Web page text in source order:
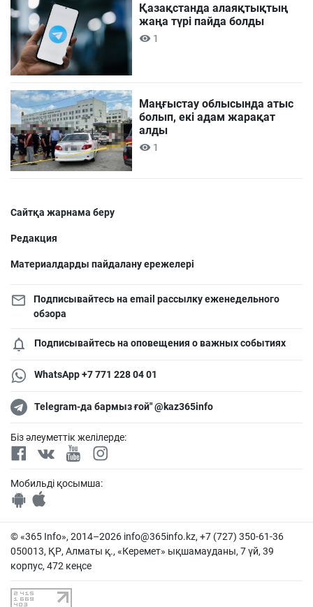
Қазақстанда алаяқтықтың
жаңа түрі пайда болды
1
Маңғыстау облысында атыс
болып, екі адам жарақат
алды
1
Сайтқа жарнама беру
Редакция
Материалдарды пайдалану ережелері
Подписывайтесь на email рассылку еженедельного
обзора
Подписывайтесь на оповещения о важных событиях
WhatsApp +7 771 228 04 01
Telegram-да бармыз ғой" @kaz365info
Біз әлеуметтік желілерде:
Мобильді қосымша:
© «365 Info», 2014–2026 info@365info.kz, +7 (727) 350-61-36
050013, ҚР, Алматы қ., «Керемет» ықшамауданы, 7 үй, 39
корпус, 472 кеңсе